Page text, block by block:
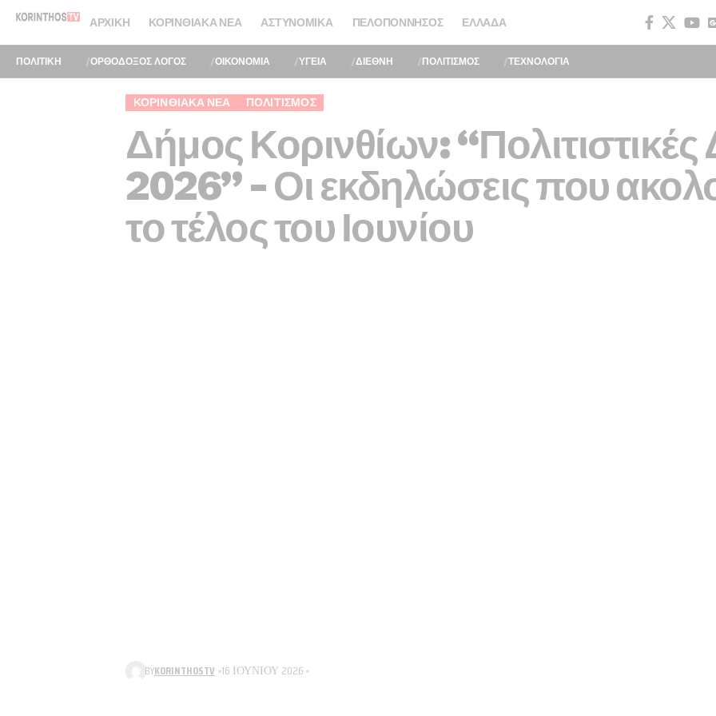
ΑΡΧΙΚΉ ΚΟΡΙΝΘΙΑΚΆ ΝΈΑ ΑΣΤΥΝΟΜΙΚΆ ΠΕΛΟΠΌΝΝΗΣΟΣ ΕΛΛΆΔΑ
ΠΟΛΙΤΙΚΗ ΟΡΘΟΔΟΞΟΣ ΛΟΓΟΣ ΟΙΚΟΝΟΜΙΑ ΥΓΕΙΑ ΔΙΕΘΝΗ ΠΟΛΙΤΙΣΜΟΣ ΤΕΧΝΟΛΟΓΙΑ
ΚΟΡΙΝΘΙΑΚΆ ΝΈΑ ΠΟΛΙΤΙΣΜΌΣ
Δήμος Κορινθίων:
2026” – Οι εκδηλώσεις που
το τέλος του Ιουνίου
BYKORINTHOSTV 16 ΙΟΥΝΊΟΥ 2026